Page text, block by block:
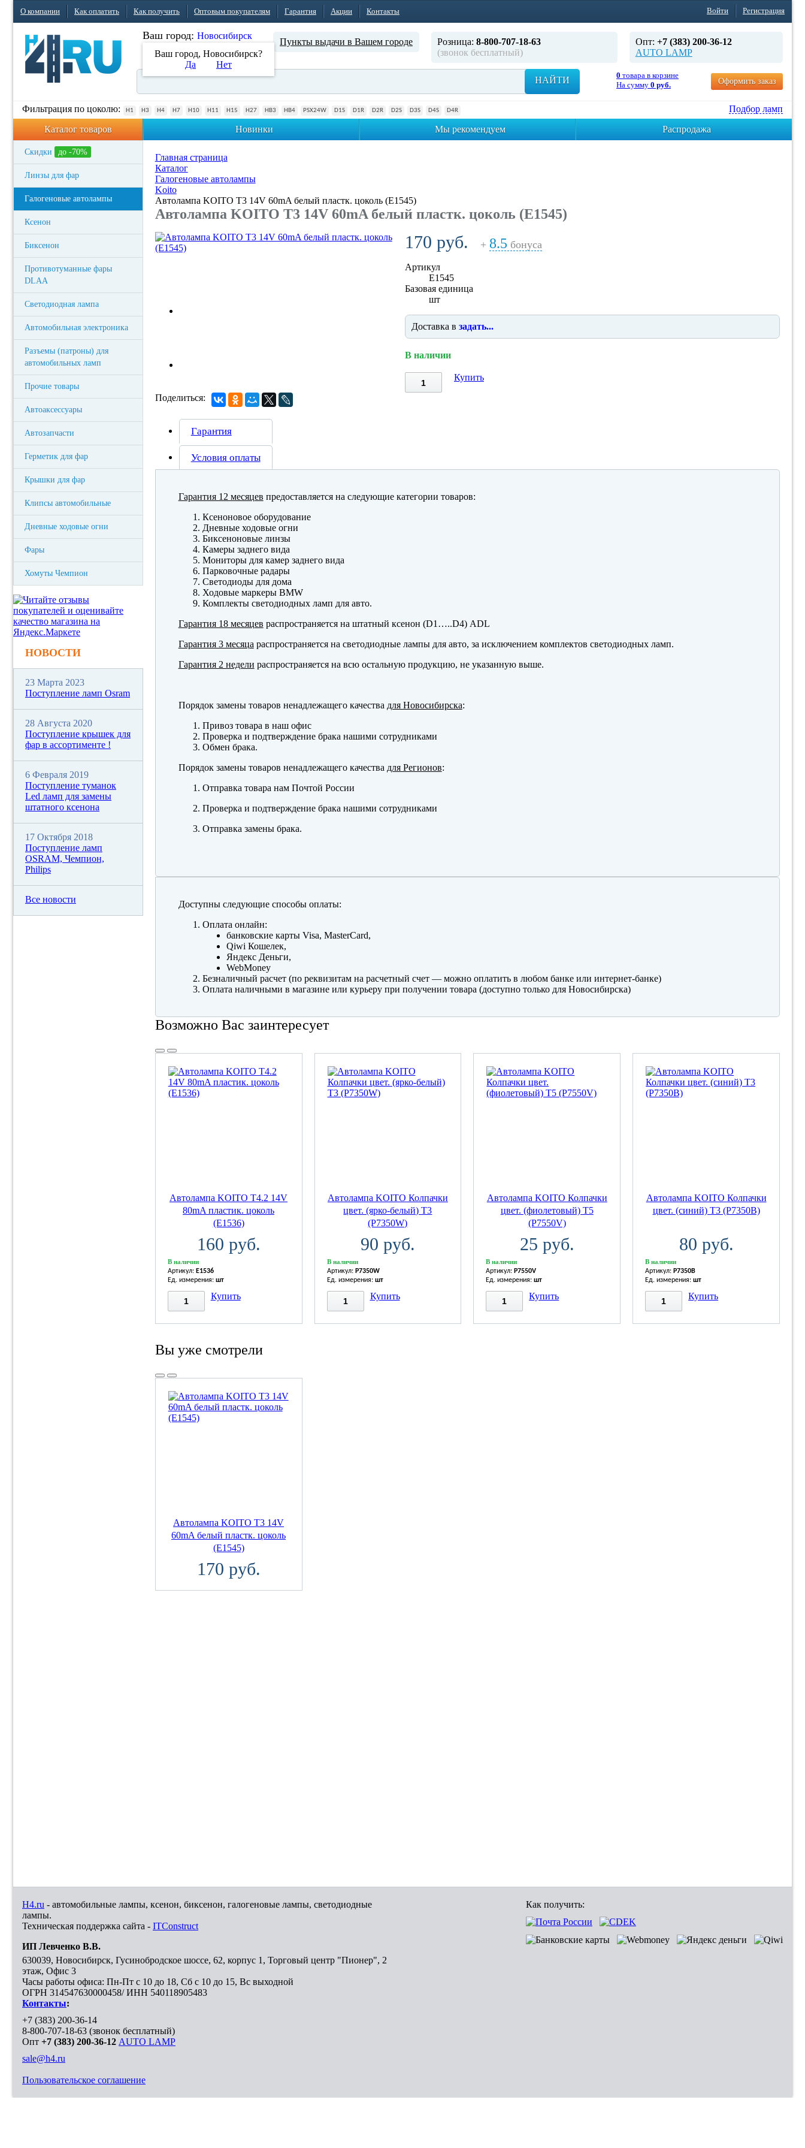
О компании Как оплатить Как получить Оптовым покупателям Гарантия Акции Контакты Войти Регистрация
Ваш город: Новосибирск
Ваш город, Новосибирск?
Да
Нет
Пункты выдачи в Вашем городе Розница: 8-800-707-18-63
(звонок бесплатный)
Опт: +7 (383) 200-36-12
AUTO LAMP
НАЙТИ 0 товара в корзине
На сумму 0 руб. Оформить заказ
Фильтрация по цоколю: H1 H3 H4 H7 H10 H11 H15 H27 HB3 HB4 PSX24W D1S D1R D2R D2S D3S D4S D4R
Подбор ламп
Каталог товаров
Новинки Мы рекомендуем Распродажа
Скидки до -70%
Линзы для фар
Галогеновые автолампы
Ксенон
Биксенон
Противотуманные фары
DLAA
Светодиодная лампа
Автомобильная электроника
Разъемы (патроны) для
автомобильных ламп
Прочие товары
Автоаксессуары
Автозапчасти
Герметик для фар
Крышки для фар
Клипсы автомобильные
Дневные ходовые огни
Фары
Хомуты Чемпион
Главная страница
Каталог
Галогеновые автолампы
Koito
Автолампа KOITO T3 14V 60mA белый пластк. цоколь (E1545)
Автолампа KOITO T3 14V 60mA белый пластк. цоколь (E1545)
170 руб. + 8.5 бонуса
Артикул
E1545
Базовая единица
шт
Доставка в задать...
В наличии
Купить
Поделиться:
Гарантия
Условия оплаты
Гарантия 12 месяцев предоставляется на следующие категории товаров:
Ксеноновое оборудование
Дневные ходовые огни
Биксеноновые линзы
Камеры заднего вида
Мониторы для камер заднего вида
Парковочные радары
Светодиоды для дома
Ходовые маркеры BMW
Комплекты светодиодных ламп для авто.
Гарантия 18 месяцев распространяется на штатный ксенон (D1…..D4) ADL
Гарантия 3 месяца распространяется на светодиодные лампы для авто, за исключением комплектов светодиодных ламп.
Гарантия 2 недели распространяется на всю остальную продукцию, не указанную выше.
Порядок замены товаров ненадлежащего качества для Новосибирска:
Привоз товара в наш офис
Проверка и подтверждение брака нашими сотрудниками
Обмен брака.
Порядок замены товаров ненадлежащего качества для Регионов:
Отправка товара нам Почтой России
Проверка и подтверждение брака нашими сотрудниками
Отправка замены брака.
Доступны следующие способы оплаты:
Оплата онлайн:
банковские карты Visa, MasterCard,
Qiwi Кошелек,
Яндекс Деньги,
WebMoney
Безналичный расчет (по реквизитам на расчетный счет — можно оплатить в любом банке или интернет-банке)
Оплата наличными в магазине или курьеру при получении товара (доступно только для Новосибирска)
Возможно Вас заинтересует
Автолампа KOITO T4.2 14V
80mA пластик. цоколь
(E1536)
160 руб.
В наличии
Артикул: E1536
Ед. измерения: шт
Купить
Автолампа KOITO Колпачки
цвет. (ярко-белый) T3
(P7350W)
90 руб.
В наличии
Артикул: P7350W
Ед. измерения: шт
Купить
Автолампа KOITO Колпачки
цвет. (фиолетовый) T5
(P7550V)
25 руб.
В наличии
Артикул: P7550V
Ед. измерения:шт
Купить
Автолампа KOITO Колпачки
цвет. (синий) T3 (P7350B)
80 руб.
В наличии
Артикул: P7350B
Ед. измерения:шт
Купить
Вы уже смотрели
Автолампа KOITO T3 14V
60mA белый пластк. цоколь
(E1545)
170 руб.
НОВОСТИ
23 Марта 2023
Поступление ламп Osram
28 Августа 2020
Поступление крышек для
фар в ассортименте !
6 Февраля 2019
Поступление туманок
Led ламп для замены
штатного ксенона
17 Октября 2018
Поступление ламп
OSRAM, Чемпион,
Philips
Все новости
H4.ru - автомобильные лампы, ксенон, биксенон, галогеновые лампы, светодиодные
лампы.
Техническая поддержка сайта - ITConstruct
ИП Левченко В.В.
630039, Новосибирск, Гусинобродское шоссе, 62, корпус 1, Торговый центр "Пионер", 2
этаж, Офис 3
Часы работы офиса: Пн-Пт с 10 до 18, Сб с 10 до 15, Вс выходной
ОГРН 314547630000458/ ИНН 540118905483
Контакты:
+7 (383) 200-36-14
8-800-707-18-63 (звонок бесплатный)
Опт +7 (383) 200-36-12 AUTO LAMP
sale@h4.ru
Пользовательское соглашение
Как получить: